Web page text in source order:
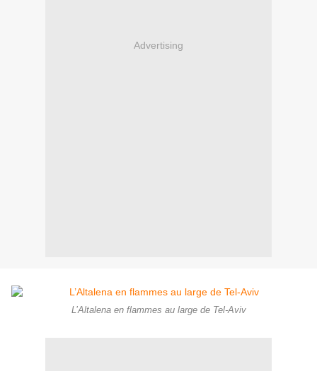
Advertising
L’Altalena en flammes au large de Tel-Aviv